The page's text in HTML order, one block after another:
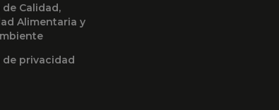
Calidad,
Alimentaria y
de privacidad